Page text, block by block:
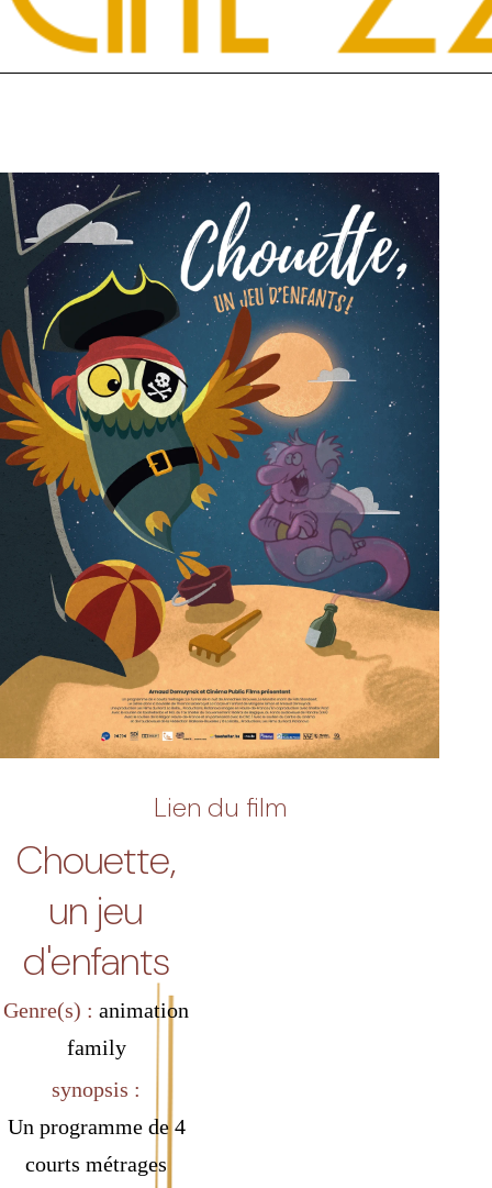
Lien du film
Chouette,
un jeu
d'enfants
Genre(s) :animation
family
synopsis :
Un programme de 4
courts métrages